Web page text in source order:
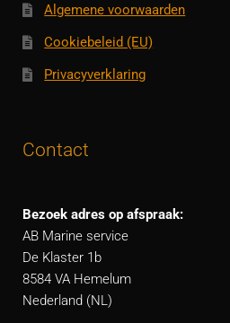
Algemene voorwaarden
Cookiebeleid (EU)
Privacyverklaring
Contact
Bezoek adres op afspraak:
AB Marine service
De Klaster 1b
8584 VA Hemelum
Nederland (NL)